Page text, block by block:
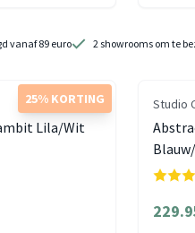
vanaf 89 euro 2 showrooms om te
25% KORTING
Lila/Wit
Studio